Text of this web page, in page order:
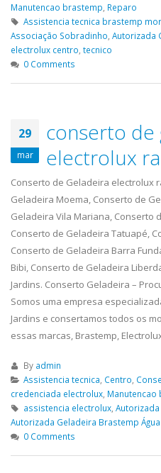
Manutencao brastemp, Reparo
Assistencia tecnica brastemp
Associação Sobradinho, Autorizada
electrolux centro, tecnico
0 Comments
29
mar
conserto de
electrolux
Conserto de Geladeira electrolux
Geladeira Moema, Conserto de
Geladeira Vila Mariana, Conserto
Conserto de Geladeira Tatuapé,
Conserto de Geladeira Barra
Bibi, Conserto de Geladeira
Jardins. Conserto Geladeira –
Somos uma empresa
Jardins e consertamos todos os
essas marcas, Brastemp,
By admin
Assistencia tecnica, Centro,
credenciada electrolux, Manutencao
assistencia electrolux,
Autorizada Geladeira Brastemp Água
0 Comments
23
abr
ASSISTENCIA
TECNICA
BRASTEMP
PINHEIROS
ASSISTENCIA TECNICA BRASTEMP
realizando serviços de...read